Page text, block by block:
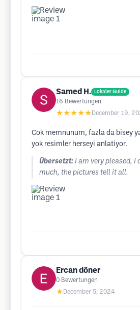
Samed H. Lokaler Guide
16 Bewertungen
★★★★★ December 19,
Cok memnunum, fazla da bisey
yok resimler herseyi anlatiyor.
Übersetzt: I am very pleased, I
much, the pictures tell it all.
Ercan döner
0 Bewertungen
★ December 5, 2024